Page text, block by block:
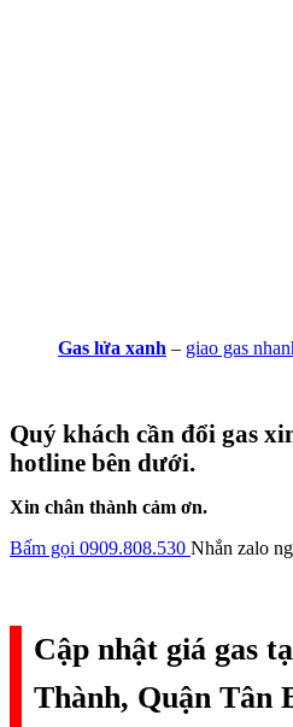
Gas lửa xanh – giao gas
Quý khách cần đổi gas
hotline bên dưới.
Xin chân thành cảm ơn.
Bấm gọi 0909.808.530 Nhắn zalo
Cập nhật giá gas
Thành, Quận Tân